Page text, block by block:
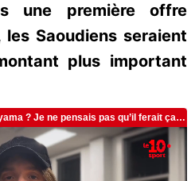
une première offre
les Saoudiens seraient
plus important